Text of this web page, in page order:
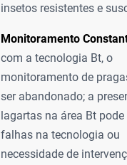
insetos resistentes e
Monitoramento
com a tecnologia Bt, o
monitoramento de
ser abandonado; a
lagartas na área Bt
falhas na tecnologia ou
necessidade de